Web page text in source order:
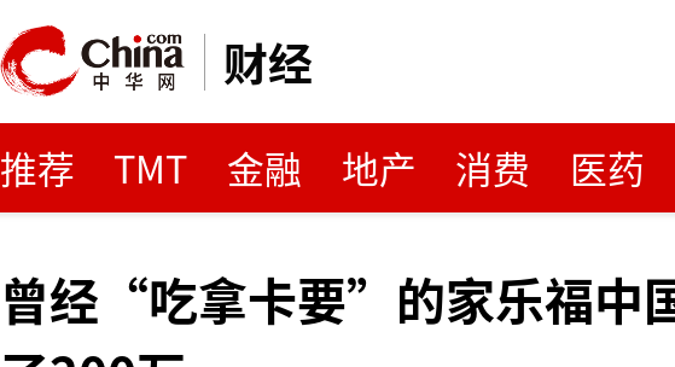
财经
推荐 TMT 金融 地产 消费 医药
曾经“吃拿卡要”的家乐福中